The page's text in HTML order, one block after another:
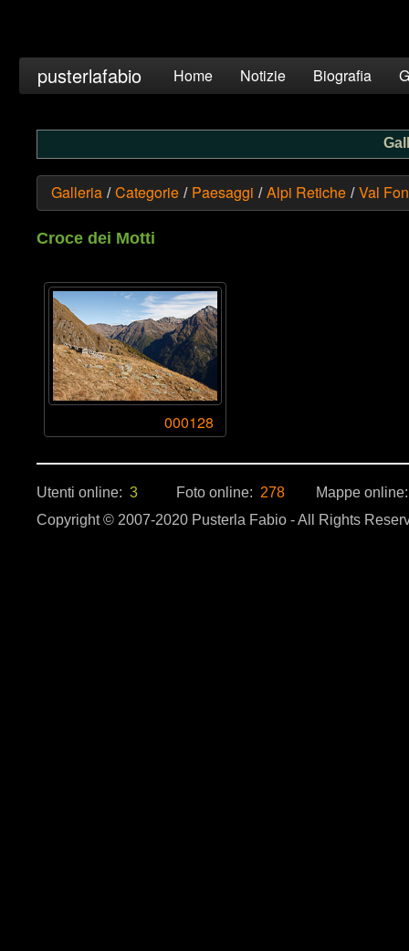
pusterlafabio Home Notizie Biografia
Galleria / Categorie / Paesaggi / Alpi Retiche / Val
Croce dei Motti
000128
Utenti online: 3 Foto online: 278
Mappe
Copyright © 2007-2020 Pusterla Fabio - All Rights